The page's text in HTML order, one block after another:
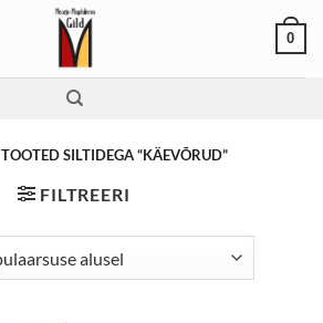
0
TOOTED SILTIDEGA “KÄEVÕRUD”
FILTREERI